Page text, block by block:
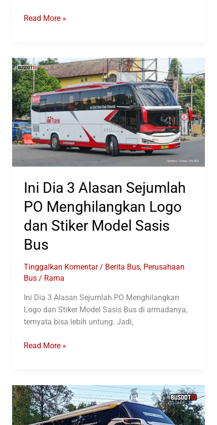
10
Provinsi
Bali
Read More »
Ini Dia 3 Alasan Sejumlah
PO Menghilangkan Logo
dan Stiker Model Sasis
Bus
Tinggalkan Komentar / Berita Bus, Perusahaan
Bus/ Rama
Ini Dia 3 Alasan Sejumlah PO Menghilangkan
Logo dan Stiker Model Sasis Bus di armadanya,
ternyata bisa lebih untung. Jadi,
Ini
Sejumlah
PO
Menghilangkan
Read More »